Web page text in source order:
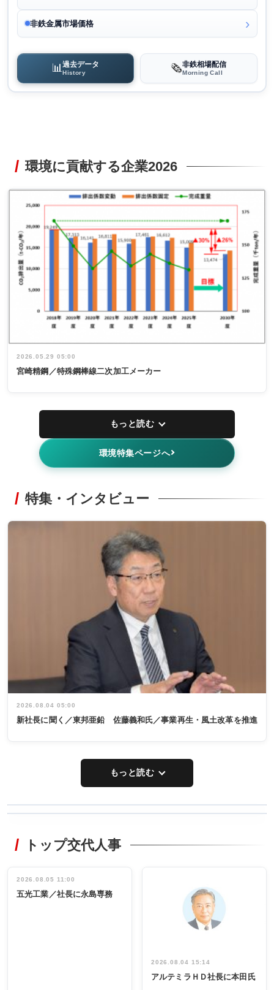
非鉄金属市場価格
📊過去データ
History 🗞️非鉄相場配信
Morning Call
環境に貢献する企業2026
2026.05.29 05:00
宮崎精鋼／特殊鋼棒線二次加工メーカー
もっと読む
環境特集ページへ
特集・インタビュー
2026.08.04 05:00
新社長に聞く／東邦亜鉛 佐藤義和氏／事業再生・風土改革を推進
もっと読む
非鉄業界で
インタビュ
ー／社内ア
タックトレー
祝う 業界関
係者ら220人
出席
トップ交代人事
2026.08.05 11:00
五光工業／社長に永島専務
2026.08.04 15:14
アルテミラＨＤ社長に本田氏